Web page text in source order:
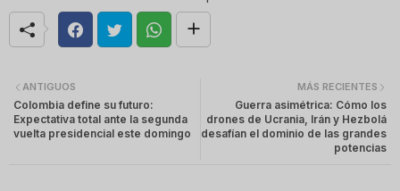
MÁS RECIENTES
Guerra asimétrica: Cómo los
drones de Ucrania, Irán y Hezbolá
desafían el dominio de las grandes
potencias
ANTIGUOS
Colombia define su futuro:
Expectativa total ante la segunda
vuelta presidencial este domingo